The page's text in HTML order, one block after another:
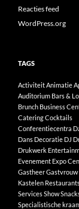
Reacties feed
WordPress.org
TAGS
ActiviteitAnimatie
Auditorium Bars &
Brunch Business
CateringCocktails
Conferentiecentra
Dans Decoratie DJ
Drukwerk
Evenement Expo
GastheerGastvrouw
Kastelen
ServicesShow
Specialistische